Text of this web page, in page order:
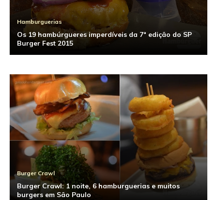
Hamburguerias
Os 19 hambúrgueres imperdíveis da 7ª edição do SP
Burger Fest 2015
Burger Crawl
Burger Crawl: 1 noite, 6 hamburguerias e muitos
burgers em São Paulo